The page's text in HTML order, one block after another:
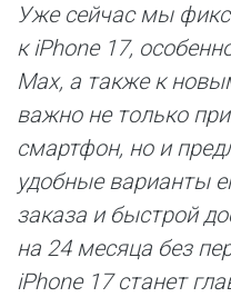
Уже сейчас мы
к iPhone 17,
Max, а также к
важно не только
смартфон, но и
удобные варианты
заказа и быстрой
на 24 месяца без
iPhone 17 станет